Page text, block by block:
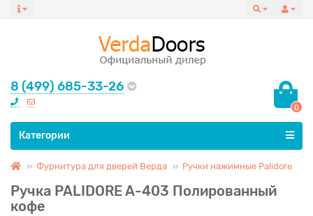
8 (499) 685-33-26
0
Все категории
Категории
Фурнитура для дверей Верда Ручки нажимные Palidore
Ручка PALIDORE A-403 Полированный
кофе